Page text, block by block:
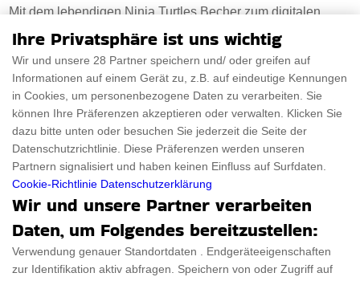
Mit dem lebendigen Ninja Turtles Becher zum digitalen
downloaden kannst du dich in Erinnerungen verl
PRÜFEN SIE ES AUS €2.25
Ihre Privatsphäre ist uns wichtig
Wir und unsere 28 Partner speichern und/ oder greifen auf
Informationen auf einem Gerät zu, z.B. auf eindeutige Kennungen
in Cookies, um personenbezogene Daten zu verarbeiten. Sie
können Ihre Präferenzen akzeptieren oder verwalten. Klicken Sie
dazu bitte unten oder besuchen Sie jederzeit die Seite der
Datenschutzrichtlinie. Diese Präferenzen werden unseren
Partnern signalisiert und haben keinen Einfluss auf Surfdaten.
Cookie-Richtlinie Datenschutzerklärung
Wir und unsere Partner verarbeiten
Daten, um Folgendes bereitzustellen:
Verwendung genauer Standortdaten . Endgeräteeigenschaften
zur Identifikation aktiv abfragen. Speichern von oder Zugriff auf